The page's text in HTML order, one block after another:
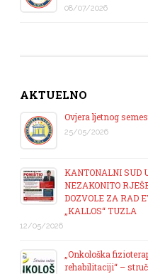
08/07/2026
AKTUELNO
Ovjera ljetnog
25/05/2026
KANTONALNI SUD
NEZAKONITO
DOZVOLE ZA RAD
„KALLOS“ TUZLA
12/05/2026
„Onkološka
rehabilitaciji“ –